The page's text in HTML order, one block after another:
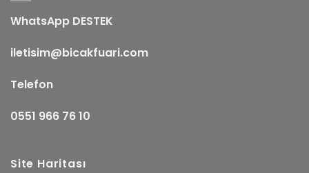
WhatsApp DESTEK
iletisim@bicakfuari.com
Telefon
0551 966 76 10
Site Haritası